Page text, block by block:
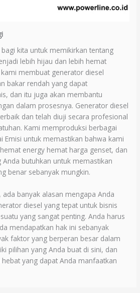
kita untuk memikirkan tentang
lebih hijau dan lebih hemat
membuat generator diesel
bakar rendah yang dapat
dan itu juga akan membantu
dalam prosesnya. Generator diesel
dan telah diuji secara profesional
Kami memproduksi berbagai
Emisi untuk memastikan bahwa kami
energy hemat harga genset, dan
Anda butuhkan untuk memastikan
benar sebanyak mungkin.
ada banyak alasan mengapa Anda
diesel yang tepat untuk bisnis
yang sangat penting. Anda harus
mendapatkan hak ini sebanyak
faktor yang berperan besar dalam
pilihan yang Anda buat di sini, dan
yang dapat Anda manfaatkan